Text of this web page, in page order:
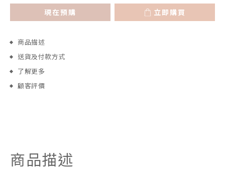
現在預購 立即購買
商品描述
送貨及付款方式
了解更多
顧客評價
商品描述